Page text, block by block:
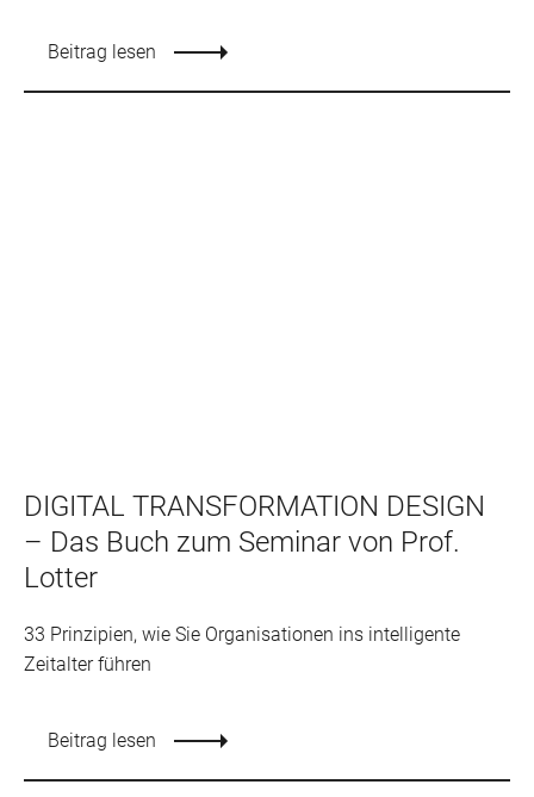
Beitrag lesen
DIGITAL TRANSFORMATION DESIGN
– Das Buch zum Seminar von Prof.
Lotter
33 Prinzipien, wie Sie Organisationen ins intelligente
Zeitalter führen
Beitrag lesen